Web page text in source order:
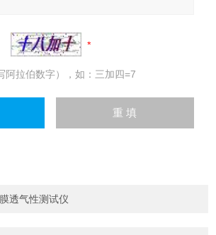
阿拉伯数字），如：三加四=7
透气性测试仪